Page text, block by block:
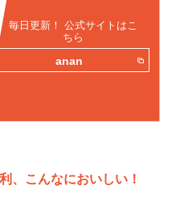
毎日更新！ 公式サイトはこ
ちら
anan
、こんなにおいしい！